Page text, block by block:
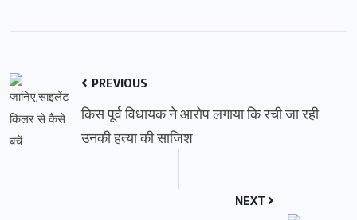
PREVIOUS
किस पूर्व विधायक ने आरोप लगाया कि रची जा रही
उनकी हत्या की साजिश
NEXT